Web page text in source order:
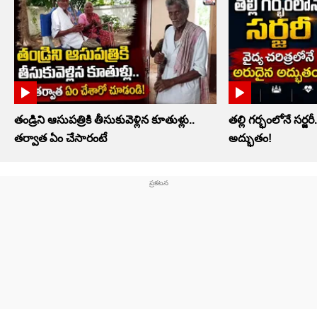
తండ్రిని ఆసుపత్రికి తీసుకువెళ్లిన కూతుళ్లు..
తర్వాత ఏం చేసారంటే
తల్లి గర్భంలోనే
అద్భుతం!